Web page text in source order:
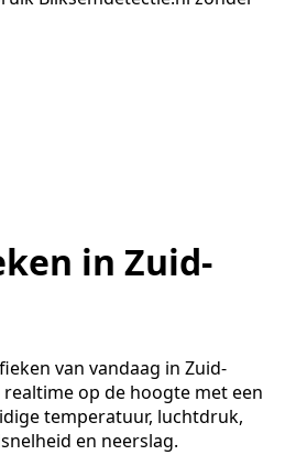
in Zuid-
van vandaag in Zuid-
op de hoogte met een
temperatuur, luchtdruk,
en neerslag.